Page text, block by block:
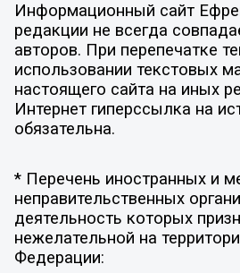
Информационный сайт
редакции не всегда
авторов. При перепечатке
использовании текстовых
настоящего сайта на иных
Интернет гиперссылка на
обязательна.
* Перечень иностранных и
неправительственных
деятельность которых
нежелательной на
Федерации: